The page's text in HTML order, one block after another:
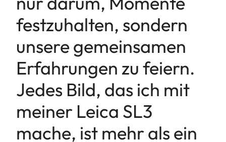
festzuhalten, sondern
unsere gemeinsamen
Erfahrungen zu feiern.
Jedes Bild, das ich mit
meiner Leica SL3
mache, ist mehr als ein